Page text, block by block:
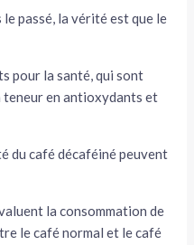
passé, la vérité est que le
pour la santé, qui sont
en antioxydants et
du café décaféiné peuvent
la consommation de
le café normal et le café